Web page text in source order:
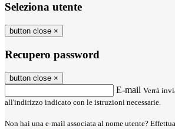
Seleziona utente
button close ×
Recupero password
button close ×
E-mail Verrà
all'indirizzo indicato con le istruzioni necessarie.
Non hai una e-mail associata al nome utente?